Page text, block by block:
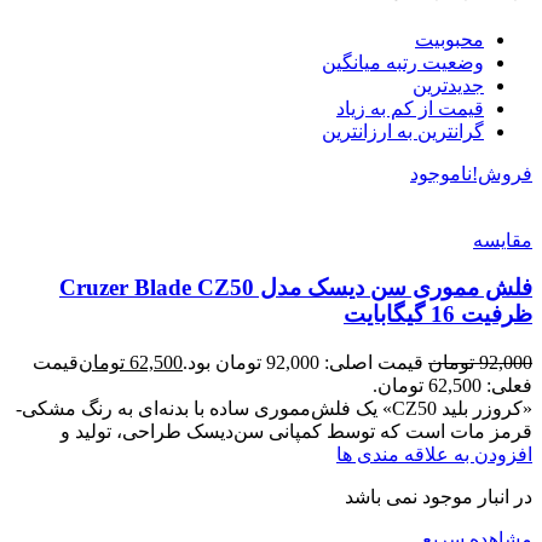
محبوبیت
وضعیت رتبه میانگین
جدیدترین
قیمت از کم به زیاد
گرانترین به ارزانترین
فروش!ناموجود
مقایسه
فلش مموری سن دیسک مدل Cruzer Blade CZ50
ظرفیت 16 گیگابایت
92,000 تومان قیمت اصلی: 92,000 تومان بود. 62,500 تومانقیمت
فعلی: 62,500 تومان.
«کروزر بلید CZ50» یک فلش‌مموری ساده با بدنه‌ای به رنگ مشکی-
قرمز مات است که توسط کمپانی سن‌دیسک طراحی، تولید و
افزودن به علاقه مندی ها
در انبار موجود نمی باشد